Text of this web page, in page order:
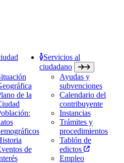
de la
de
Servicios al
ciudadano
Ayudas y
subvenciones
Calendario del
contribuyente
Instancias
Trámites y
procedimientos
Tablón de
edictos
Empleo